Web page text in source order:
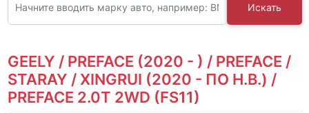
Искать
GEELY / PREFACE (2020 - ) / PREFACE /
STARAY / XINGRUI (2020 - ПО Н.В.) /
PREFACE 2.0T 2WD (FS11)